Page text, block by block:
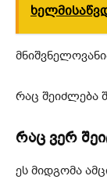
რაც შეიძლება
რაც ვერ
ეს მიდგომა